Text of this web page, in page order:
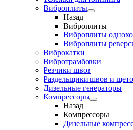
Виброплиты
Назад
Виброплиты
Виброплиты
Виброплиты
Виброкатки
Вибротрамбовки
Резчики швов
Раздельщики швов и
Дизельные генераторы
Компрессоры
Назад
Компрессоры
Дизельные